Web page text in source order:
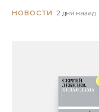
НОВОСТИ 2 дня назад